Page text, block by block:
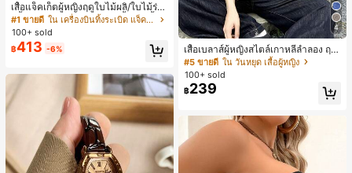
เสื้อแจ็คเก็ตผู้หญิงฤดูใบไม้ผลิ/ใบไม้ร่วง
สีพื้น หนังเทียม สไตล์ปกคอเสื้อ ซิปขึ้น
แขนยาว สไตล์ลำลอง วิทยาลัย สนามบิ
น เสื้อนอก สีน้ำตาล สไตล์สบายๆ ฤดูใบ
ไม้ร่วง
#1 ขายดี
ใน เครื่องบินทิ้งระเบิด แจ็คเก็ตผู้หญิง
100+ sold
฿413 -6%
4
เสื้อเบลาส์ผู้หญิงสไตล์เกาหลีลำลอง ฤดู
ใบไม้ผลิ/ฤดูร้อนใหม่ ชายระบาย ชิคแล
ะหรูหรา
#5 ขายดี ใน วันหยุด เสื้อผู้หญิง
100+ sold
฿239